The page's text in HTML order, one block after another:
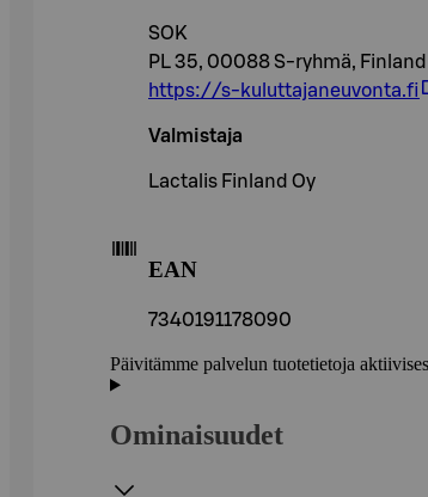
SOK
PL 35, 00088 S-ryhmä, Finland
https://s-kuluttajaneuvonta.fi
Valmistaja
Lactalis Finland Oy
EAN
7340191178090
Päivitämme palvelun tuotetietoja
Ominaisuudet